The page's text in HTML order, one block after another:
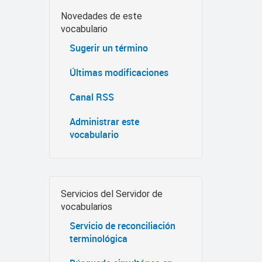
Novedades de este
vocabulario
Sugerir un término
Últimas modificaciones
Canal RSS
Administrar este
vocabulario
Servicios del Servidor de
vocabularios
Servicio de reconciliación
terminológica